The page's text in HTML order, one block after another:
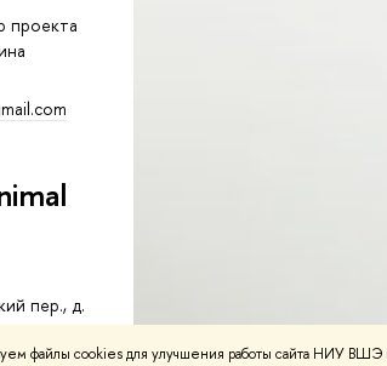
файлы cookies для улучшения работы сайта НИУ ВШЭ
проекта
пер., д.